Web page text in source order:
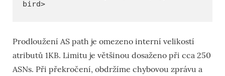
Prodloužení AS path je omezeno interní velikostí
atributů 1KB. Limitu je většinou dosaženo při cca 250
ASNs. Při překročení, obdržíme chybovou zprávu a